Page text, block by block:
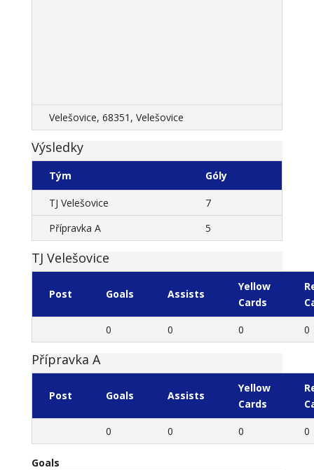
Velešovice, 68351, Velešovice
Výsledky
Tým Góly
TJ Velešovice
7
Přípravka A
5
TJ Velešovice
Post Goals Assists
Yellow
Cards
0 0 0 0
Přípravka A
Post Goals Assists
Yellow
Cards
0 0 0 0
Goals